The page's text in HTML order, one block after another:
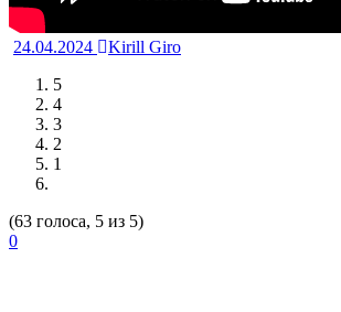
24.04.2024
Kirill Giro
5
4
3
2
1
(63 голоса, 5 из 5)
0